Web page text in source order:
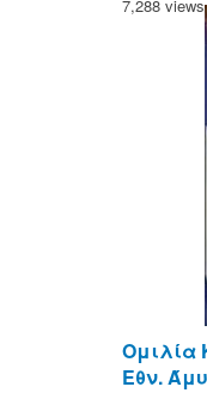
7,288 views
Ομιλία
Εθν.